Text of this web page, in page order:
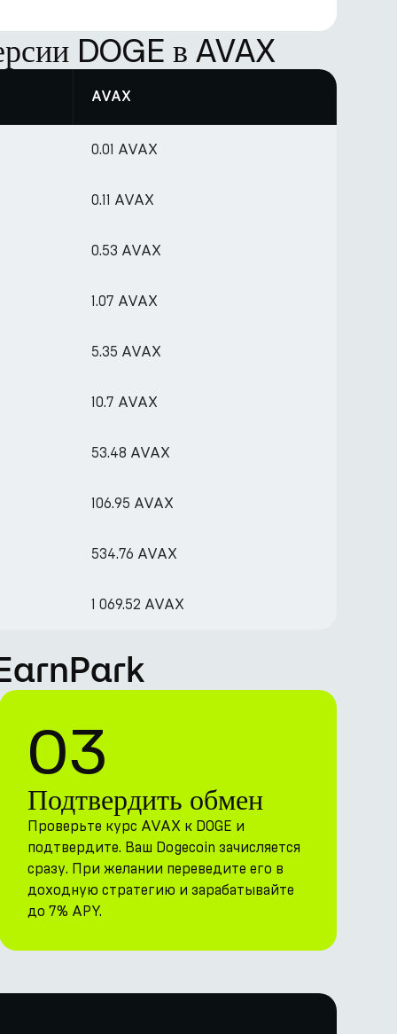
DOGE в AVAX
AVAX
0.01 AVAX
0.11 AVAX
0.53 AVAX
1.07 AVAX
5.35 AVAX
10.7 AVAX
53.48 AVAX
106.95 AVAX
534.76 AVAX
1 069.52 AVAX
03
Подтвердить обмен
Проверьте курс AVAX к DOGE и
подтвердите. Ваш Dogecoin зачисляется
сразу. При желании переведите его в
доходную стратегию и зарабатывайте
до 7% APY.